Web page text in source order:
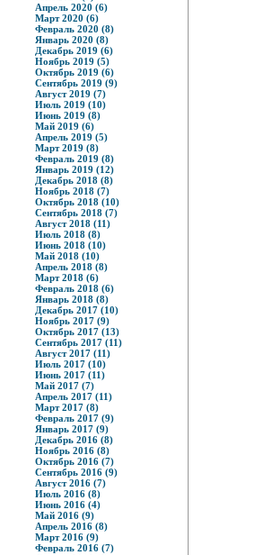
Апрель 2020 (6)
Март 2020 (6)
Февраль 2020 (8)
Январь 2020 (8)
Декабрь 2019 (6)
Ноябрь 2019 (5)
Октябрь 2019 (6)
Сентябрь 2019 (9)
Август 2019 (7)
Июль 2019 (10)
Июнь 2019 (8)
Май 2019 (6)
Апрель 2019 (5)
Март 2019 (8)
Февраль 2019 (8)
Январь 2019 (12)
Декабрь 2018 (8)
Ноябрь 2018 (7)
Октябрь 2018 (10)
Сентябрь 2018 (7)
Август 2018 (11)
Июль 2018 (8)
Июнь 2018 (10)
Май 2018 (10)
Апрель 2018 (8)
Март 2018 (6)
Февраль 2018 (6)
Январь 2018 (8)
Декабрь 2017 (10)
Ноябрь 2017 (9)
Октябрь 2017 (13)
Сентябрь 2017 (11)
Август 2017 (11)
Июль 2017 (10)
Июнь 2017 (11)
Май 2017 (7)
Апрель 2017 (11)
Март 2017 (8)
Февраль 2017 (9)
Январь 2017 (9)
Декабрь 2016 (8)
Ноябрь 2016 (8)
Октябрь 2016 (7)
Сентябрь 2016 (9)
Август 2016 (7)
Июль 2016 (8)
Июнь 2016 (4)
Май 2016 (9)
Апрель 2016 (8)
Март 2016 (9)
Февраль 2016 (7)